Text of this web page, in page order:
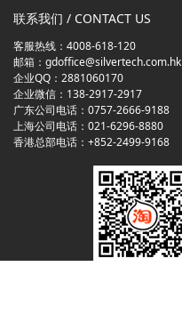
联系我们 / CONTACT US
客服热线：4008-618-120
邮箱：gdoffice@silvertech.com.hk
企业QQ：2881060170
企业微信：138-2917-2917
广东公司电话：0757-2666-9188
上海公司电话：021-6296-8880
香港总部电话：+852-2499-9168